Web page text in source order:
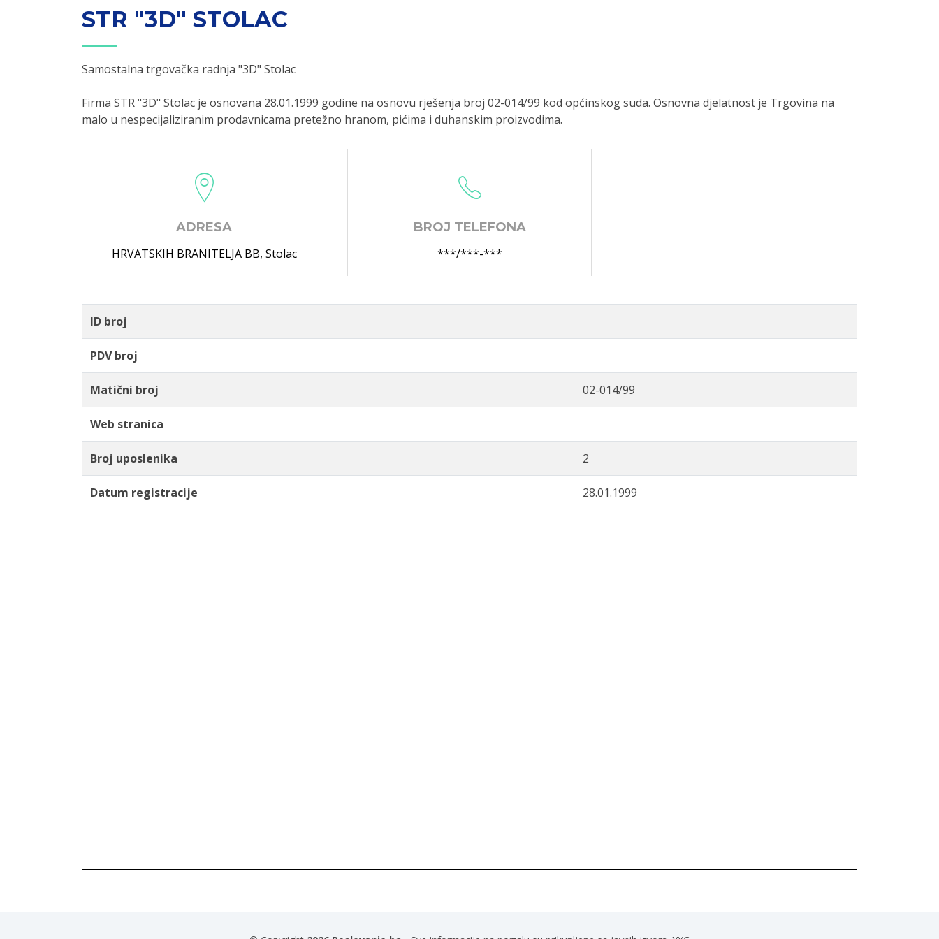
STR "3D" STOLAC
Samostalna trgovačka radnja "3D" Stolac
Firma STR "3D" Stolac je osnovana 28.01.1999 godine na osnovu rješenja broj 02-014/99 kod općinskog suda. Osnovna djelatnost je Trgovina na
malo u nespecijaliziranim prodavnicama pretežno hranom, pićima i duhanskim proizvodima.
ADRESA
HRVATSKIH BRANITELJA BB, Stolac
BROJ TELEFONA
***/***-***
ID broj
PDV broj
Matični broj 02-014/99
Web stranica
Broj uposlenika 2
Datum registracije 28.01.1999